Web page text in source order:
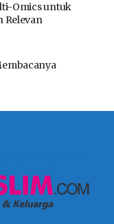
Omics untuk
Relevan